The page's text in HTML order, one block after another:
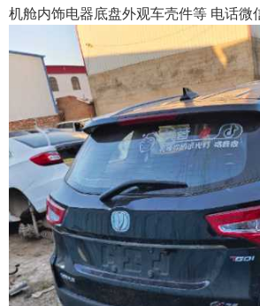
机舱内饰电器底盘外观车壳件等 电话微